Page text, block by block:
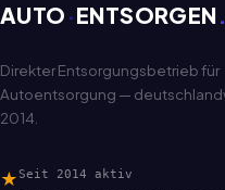
AUTO ·ENTSORGEN
Direkter Entsorgungsbetrieb für
Autoentsorgung —
2014.
★ Seit 2014 aktiv